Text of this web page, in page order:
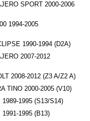
SPORT 2000-2006
1994-2005
1990-1994 (D2A)
2007-2012
2008-2012 (Z3 A/Z2 A)
TINO 2000-2005 (V10)
1995 (S13/S14)
1995 (B13)